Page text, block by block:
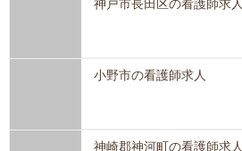
神戸市長田区の看護師求人
小野市の看護師求人
神崎郡神河町の看護師求人